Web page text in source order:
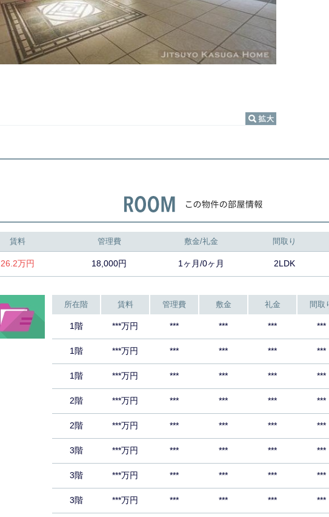
賃料 管理費 敷金/礼金 間取り
26.2万円 18,000円 1ヶ月/0ヶ月 2LDK
所在階 賃料 管理費 敷金 礼金 間取
1階 ***万円 *** *** *** ***
1階 ***万円 *** *** *** ***
1階 ***万円 *** *** *** ***
2階 ***万円 *** *** *** ***
2階 ***万円 *** *** *** ***
3階 ***万円 *** *** *** ***
3階 ***万円 *** *** *** ***
3階 ***万円 *** *** *** ***